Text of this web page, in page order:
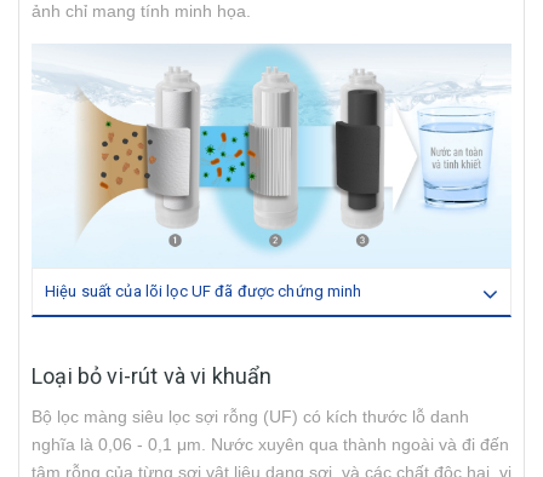
ảnh chỉ mang tính minh họa.
Hiệu suất của lõi lọc UF đã được chứng minh
Loại bỏ vi-rút và vi khuẩn
Bộ lọc màng siêu lọc sợi rỗng (UF) có kích thước lỗ danh
nghĩa là 0,06 - 0,1 μm. Nước xuyên qua thành ngoài và đi đến
tâm rỗng của từng sợi vật liệu dạng sợi, và các chất độc hại, vi